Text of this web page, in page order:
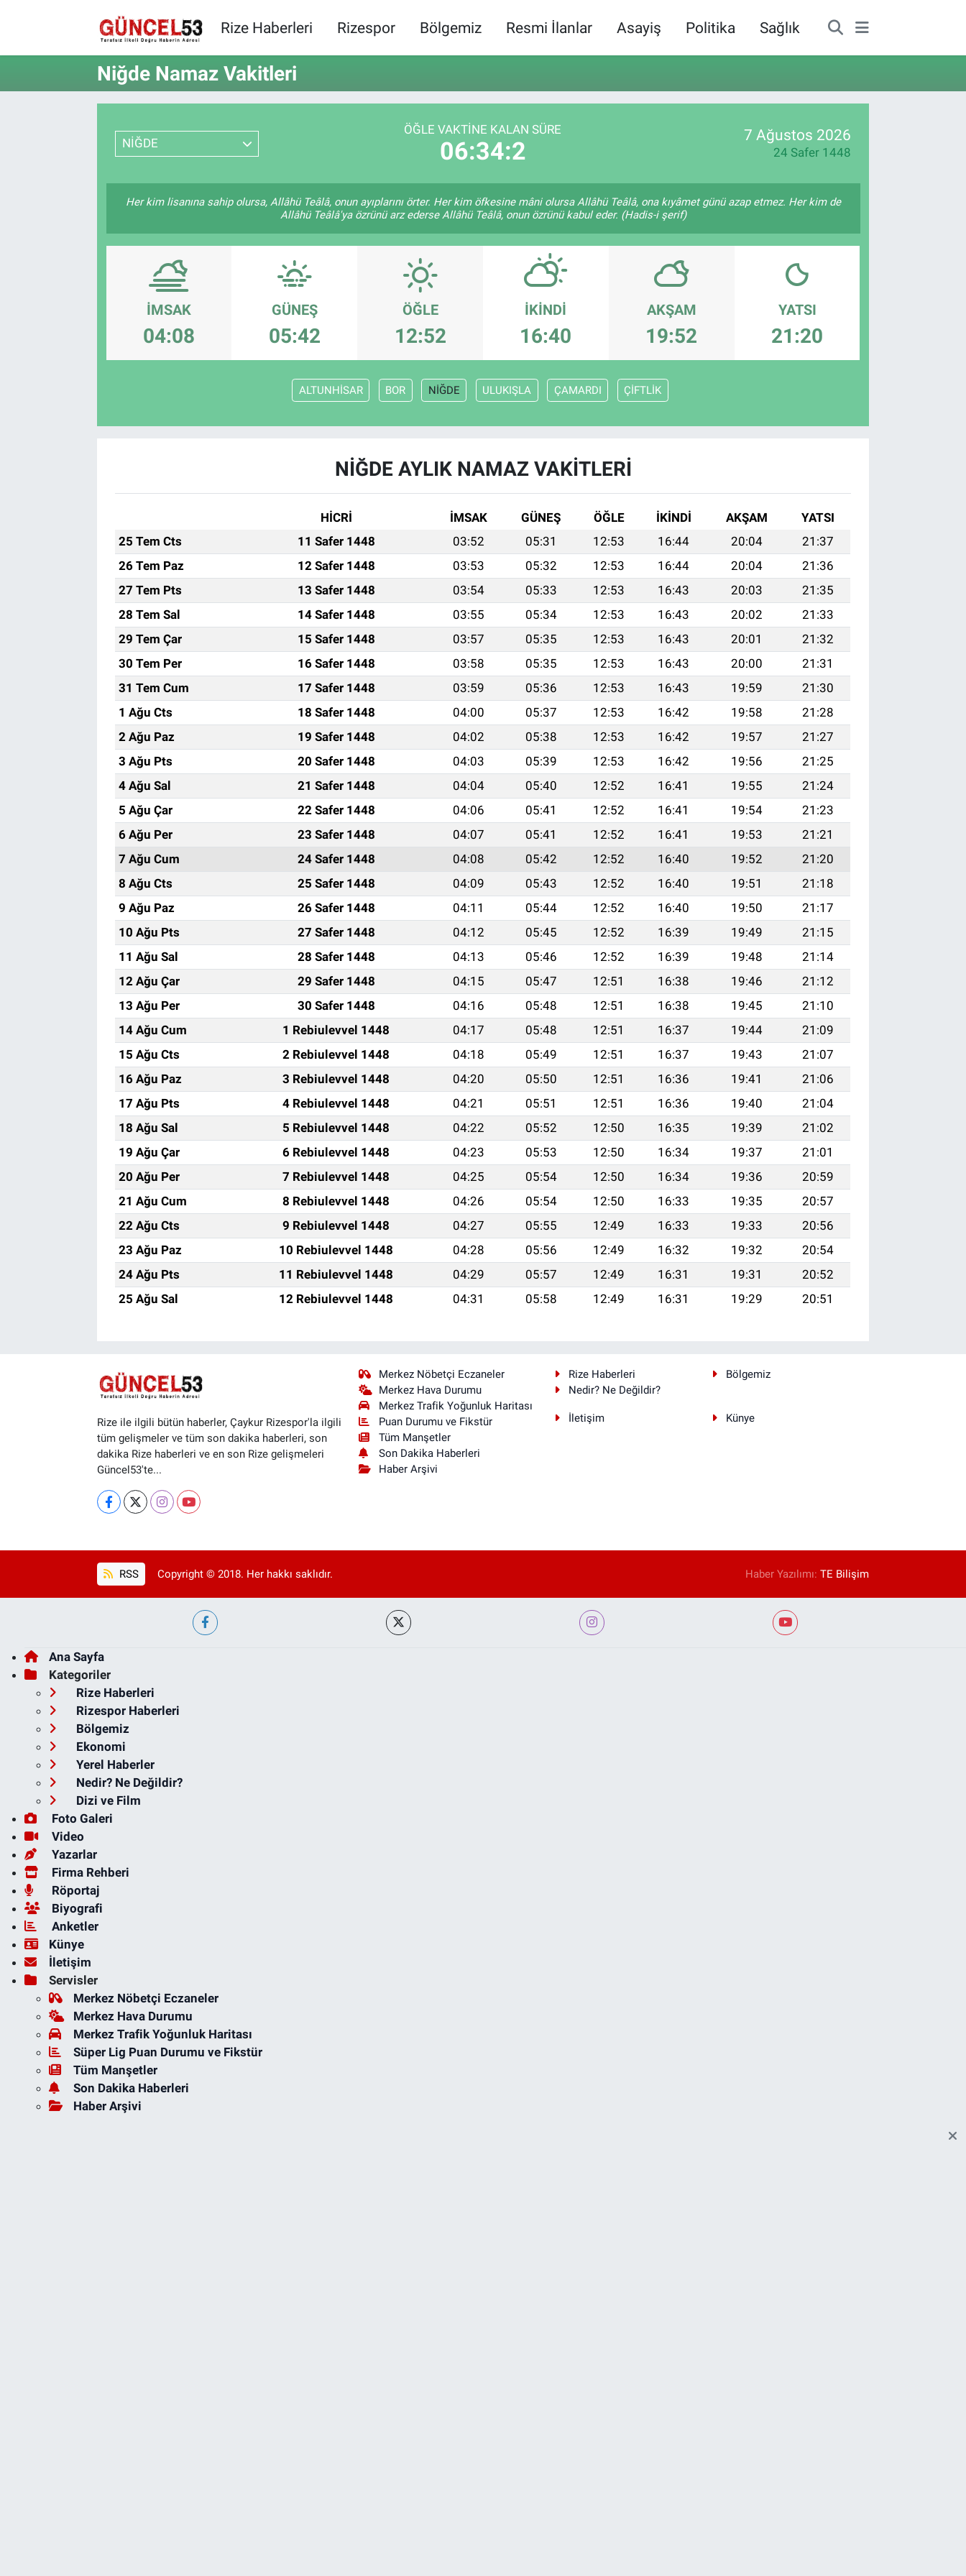
Rize Haberleri Rizespor Bölgemiz Resmi İlanlar Asayiş Politika Sağlık
Niğde Namaz Vakitleri
NİĞDE
ÖĞLE VAKTINE KALAN SÜRE
06:34:2
7 Ağustos 2026
24 Safer 1448
Her kim lisanına sahip olursa, Allâhü Teâlâ, onun ayıplarını örter. Her kim öfkesine mâni olursa Allâhü Teâlâ, ona kıyâmet günü azap etmez. Her kim de
Allâhü Teâlâ'ya özrünü arz ederse Allâhü Teâlâ, onun özrünü kabul eder. (Hadis-i şerif)
İMSAK
04:08
GÜNEŞ
05:42
ÖĞLE
12:52
İKINDI
16:40
AKŞAM
19:52
YATSI
21:20
ALTUNHİSAR BOR NİĞDE ULUKIŞLA ÇAMARDI ÇİFTLİK
NİĞDE AYLIK NAMAZ VAKITLERI
HİCRİ İMSAK GÜNEŞ ÖĞLE İKINDI AKŞAM
YATSI
25 Tem Cts
11 Safer 1448 03:52 05:31 12:53 16:44 20:04
21:37
26 Tem Paz
12 Safer 1448 03:53 05:32 12:53 16:44 20:04
21:36
27 Tem Pts
13 Safer 1448 03:54 05:33 12:53 16:43 20:03
21:35
28 Tem Sal
14 Safer 1448 03:55 05:34 12:53 16:43 20:02
21:33
29 Tem Çar
15 Safer 1448 03:57 05:35 12:53 16:43 20:01
21:32
30 Tem Per
16 Safer 1448 03:58 05:35 12:53 16:43 20:00
21:31
31 Tem Cum
17 Safer 1448 03:59 05:36 12:53 16:43 19:59
21:30
1 Ağu Cts
18 Safer 1448 04:00 05:37 12:53 16:42 19:58
21:28
2 Ağu Paz
19 Safer 1448 04:02 05:38 12:53 16:42 19:57
21:27
3 Ağu Pts
20 Safer 1448 04:03 05:39 12:53 16:42 19:56
21:25
4 Ağu Sal
21 Safer 1448 04:04 05:40 12:52 16:41 19:55
21:24
5 Ağu Çar
22 Safer 1448 04:06 05:41 12:52 16:41 19:54
21:23
6 Ağu Per
23 Safer 1448 04:07 05:41 12:52 16:41 19:53
21:21
7 Ağu Cum
24 Safer 1448 04:08 05:42 12:52 16:40 19:52
21:20
8 Ağu Cts
25 Safer 1448 04:09 05:43 12:52 16:40 19:51
21:18
9 Ağu Paz
26 Safer 1448 04:11 05:44 12:52 16:40 19:50
21:17
10 Ağu Pts
27 Safer 1448 04:12 05:45 12:52 16:39 19:49
21:15
11 Ağu Sal
28 Safer 1448 04:13 05:46 12:52 16:39 19:48
21:14
12 Ağu Çar
29 Safer 1448 04:15 05:47 12:51 16:38 19:46
21:12
13 Ağu Per
30 Safer 1448 04:16 05:48 12:51 16:38 19:45
21:10
14 Ağu Cum
1 Rebiulevvel 1448 04:17 05:48 12:51 16:37 19:44
21:09
15 Ağu Cts
2 Rebiulevvel 1448 04:18 05:49 12:51 16:37 19:43
21:07
16 Ağu Paz
3 Rebiulevvel 1448 04:20 05:50 12:51 16:36 19:41
21:06
17 Ağu Pts
4 Rebiulevvel 1448 04:21 05:51 12:51 16:36 19:40
21:04
18 Ağu Sal
5 Rebiulevvel 1448 04:22 05:52 12:50 16:35 19:39
21:02
19 Ağu Çar
6 Rebiulevvel 1448 04:23 05:53 12:50 16:34 19:37
21:01
20 Ağu Per
7 Rebiulevvel 1448 04:25 05:54 12:50 16:34 19:36
20:59
21 Ağu Cum
8 Rebiulevvel 1448 04:26 05:54 12:50 16:33 19:35
20:57
22 Ağu Cts
9 Rebiulevvel 1448 04:27 05:55 12:49 16:33 19:33
20:56
23 Ağu Paz
10 Rebiulevvel 1448 04:28 05:56 12:49 16:32 19:32
20:54
24 Ağu Pts
11 Rebiulevvel 1448 04:29 05:57 12:49 16:31 19:31
20:52
25 Ağu Sal
12 Rebiulevvel 1448 04:31 05:58 12:49 16:31 19:29 20:51
Rize ile ilgili bütün haberler, Çaykur Rizespor'la ilgili
tüm gelişmeler ve tüm son dakika haberleri, son
dakika Rize haberleri ve en son Rize gelişmeleri
Güncel53'te...
Merkez Nöbetçi Eczaneler
Merkez Hava Durumu
Merkez Trafik Yoğunluk Haritası
Puan Durumu ve Fikstür
Tüm Manşetler
Son Dakika Haberleri
Haber Arşivi
Rize Haberleri
Bölgemiz
Nedir? Ne Değildir?
İletişim Künye
RSS Copyright © 2018. Her hakkı saklıdır. Haber Yazılımı:TE Bilişim
Ana Sayfa
Kategoriler
Rize Haberleri
Rizespor Haberleri
Bölgemiz
Ekonomi
Yerel Haberler
Nedir? Ne Değildir?
Dizi ve Film
Foto Galeri
Video
Yazarlar
Firma Rehberi
Röportaj
Biyografi
Anketler
Künye
İletişim
Servisler
Merkez Nöbetçi Eczaneler
Merkez Hava Durumu
Merkez Trafik Yoğunluk Haritası
Süper Lig Puan Durumu ve Fikstür
Tüm Manşetler
Son Dakika Haberleri
Haber Arşivi